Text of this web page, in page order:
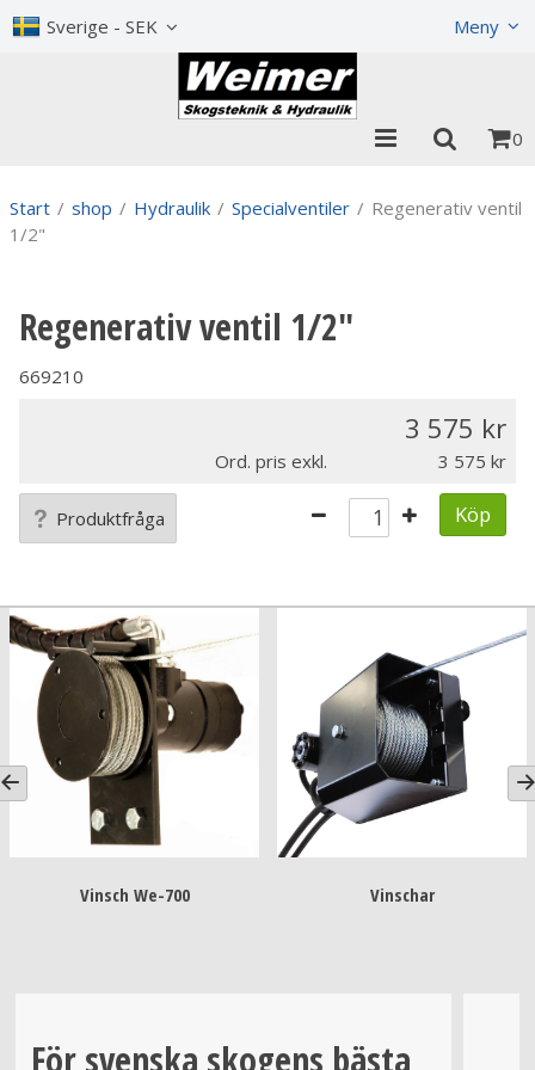
Sverige - SEK Meny
0
Start / shop / Hydraulik / Specialventiler / Regenerativ ventil
1/2"
Regenerativ ventil 1/2"
669210
3 575
Ord. pris exkl. 3 575
Produktfråga Köp
Vinsch We-700 Vinschar
För svenska skogens bästa